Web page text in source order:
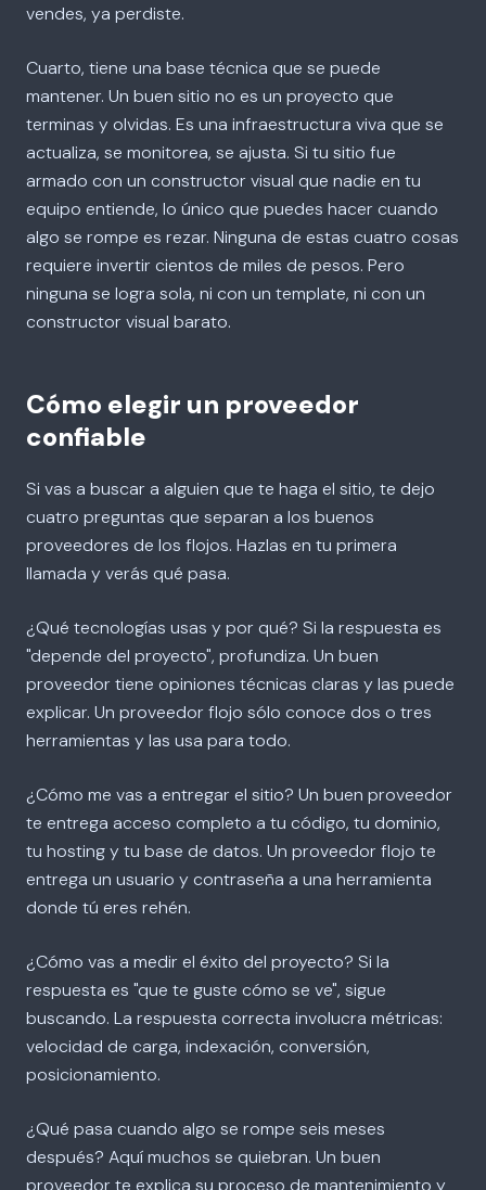
vendes, ya perdiste.
Cuarto, tiene una base técnica que se puede
mantener. Un buen sitio no es un proyecto que
terminas y olvidas. Es una infraestructura viva que se
actualiza, se monitorea, se ajusta. Si tu sitio fue
armado con un constructor visual que nadie en tu
equipo entiende, lo único que puedes hacer cuando
algo se rompe es rezar. Ninguna de estas cuatro cosas
requiere invertir cientos de miles de pesos. Pero
ninguna se logra sola, ni con un template, ni con un
constructor visual barato.
Cómo elegir un proveedor
confiable
Si vas a buscar a alguien que te haga el sitio, te dejo
cuatro preguntas que separan a los buenos
proveedores de los flojos. Hazlas en tu primera
llamada y verás qué pasa.
¿Qué tecnologías usas y por qué? Si la respuesta es
"depende del proyecto", profundiza. Un buen
proveedor tiene opiniones técnicas claras y las puede
explicar. Un proveedor flojo sólo conoce dos o tres
herramientas y las usa para todo.
¿Cómo me vas a entregar el sitio? Un buen proveedor
te entrega acceso completo a tu código, tu dominio,
tu hosting y tu base de datos. Un proveedor flojo te
entrega un usuario y contraseña a una herramienta
donde tú eres rehén.
¿Cómo vas a medir el éxito del proyecto? Si la
respuesta es "que te guste cómo se ve", sigue
buscando. La respuesta correcta involucra métricas:
velocidad de carga, indexación, conversión,
posicionamiento.
¿Qué pasa cuando algo se rompe seis meses
después? Aquí muchos se quiebran. Un buen
proveedor te explica su proceso de mantenimiento y